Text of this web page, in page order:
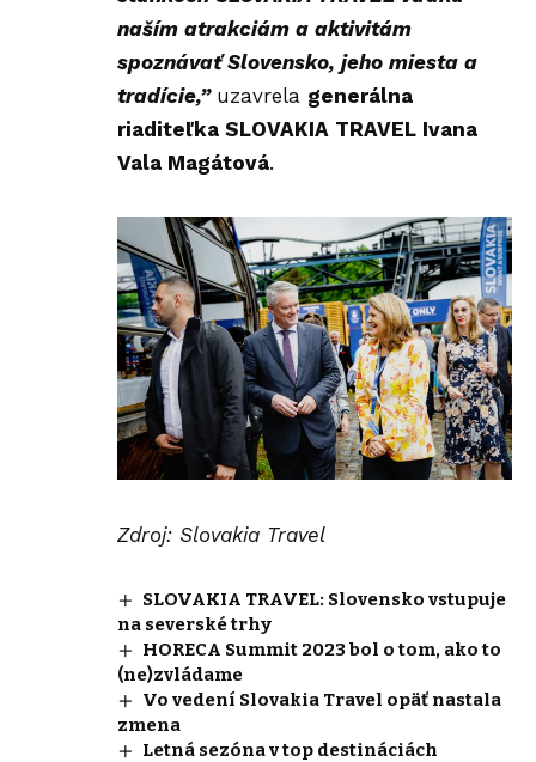
naším atrakciám a aktivitám
spoznávať Slovensko, jeho miesta a
tradície,” uzavrela generálna
riaditeľka SLOVAKIA TRAVEL Ivana
Vala Magátová.
Zdroj: Slovakia Travel
SLOVAKIA TRAVEL: Slovensko vstupuje
na severské trhy
HORECA Summit 2023 bol o tom, ako to
(ne)zvládame
Vo vedení Slovakia Travel opäť nastala
zmena
Letná sezóna v top destináciách